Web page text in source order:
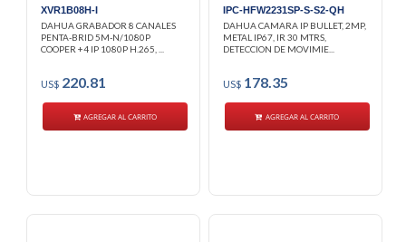
XVR1B08H-I
DAHUA GRABADOR 8 CANALES
PENTA-BRID 5M-N/1080P
COOPER +4 IP 1080P H.265, ...
US$ 220.81
AGREGAR AL CARRITO
IPC-HFW2231SP-S-S2-QH
DAHUA CAMARA IP BULLET, 2MP,
METAL IP67, IR 30 MTRS,
DETECCION DE MOVIMIE...
US$178.35
AGREGAR AL CARRITO